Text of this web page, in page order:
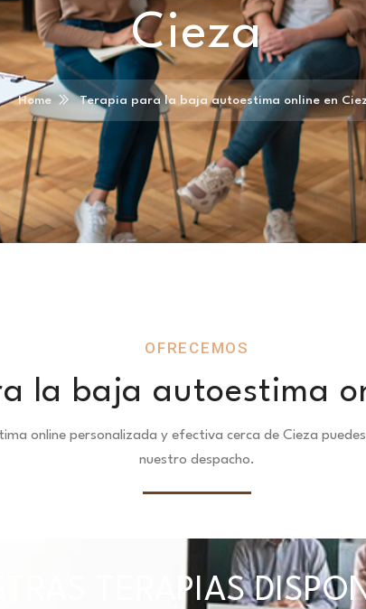
Cieza
Home Terapia para la baja autoestima online en
OFRECEMOS
la baja autoestima
online personalizada y efectiva cerca de Cieza
nuestro despacho.
TERAPIAS